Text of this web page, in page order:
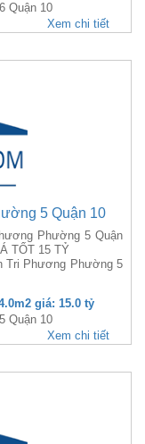
Quận 10
Xem chi tiết
5 Quận 10
Phường 5 Quận
TỐT 15 TỶ
Tri Phương Phường 5
giá: 15.0 tỷ
Quận 10
Xem chi tiết